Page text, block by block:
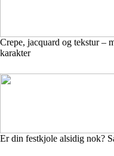
Crepe, jacquard og tekstur –
karakter
Er din festkjole alsidig nok?